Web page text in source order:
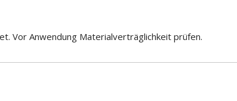
Vor Anwendung Materialverträglichkeit prüfen.